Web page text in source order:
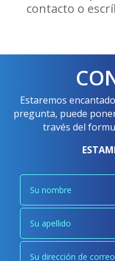
contacto o
Estaremos
pregunta, puede
través del